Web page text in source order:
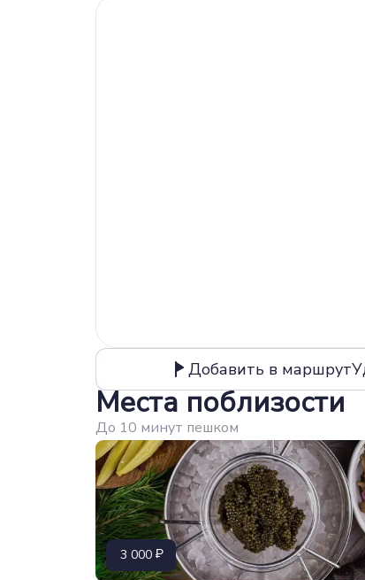
Добавить в маршрут
Места поблизости
До 10 минут пешком
3 000